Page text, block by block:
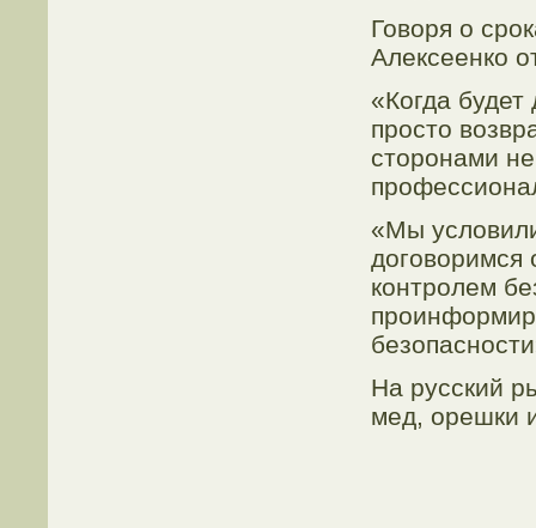
Говоря о
Алексеенко
«Когда будет
просто
сторонами
«Мы
договоримся
контролем
На русский
мед, орешки